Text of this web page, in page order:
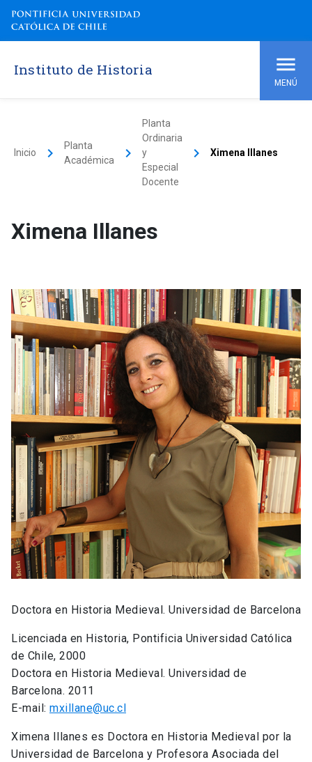
Instituto de Historia
MENÚ
Inicio keyboard_arrow_right
Planta
Académica
keyboard_arrow_right
Planta
Ordinaria
y
Especial
Docente
keyboard_arrow_right Ximena Illanes
Ximena Illanes
Doctora en Historia Medieval. Universidad de Barcelona
Licenciada en Historia, Pontificia Universidad Católica
de Chile, 2000
Doctora en Historia Medieval. Universidad de
Barcelona. 2011
E-mail: mxillane@uc.cl
Ximena Illanes es Doctora en Historia Medieval por la
Universidad de Barcelona y Profesora Asociada del